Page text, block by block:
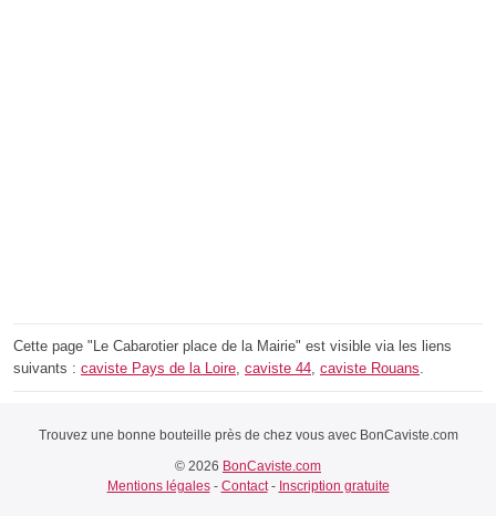
Cette page "Le Cabarotier place de la Mairie" est visible via les liens
suivants : caviste Pays de la Loire, caviste 44, caviste Rouans.
Trouvez une bonne bouteille près de chez vous avec BonCaviste.com
© 2026 BonCaviste.com
Mentions légales- Contact- Inscription gratuite